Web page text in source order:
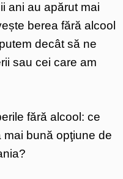
ani au apărut mai
berea fără alcool
decât să ne
sau cei care am
fără alcool: ce
bună opţiune de